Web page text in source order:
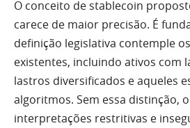
O conceito de stablecoin
carece de maior precisão. É
definição legislativa contemple
existentes, incluindo ativos com
lastros diversificados e aqueles
algoritmos. Sem essa distinção,
interpretações restritivas e